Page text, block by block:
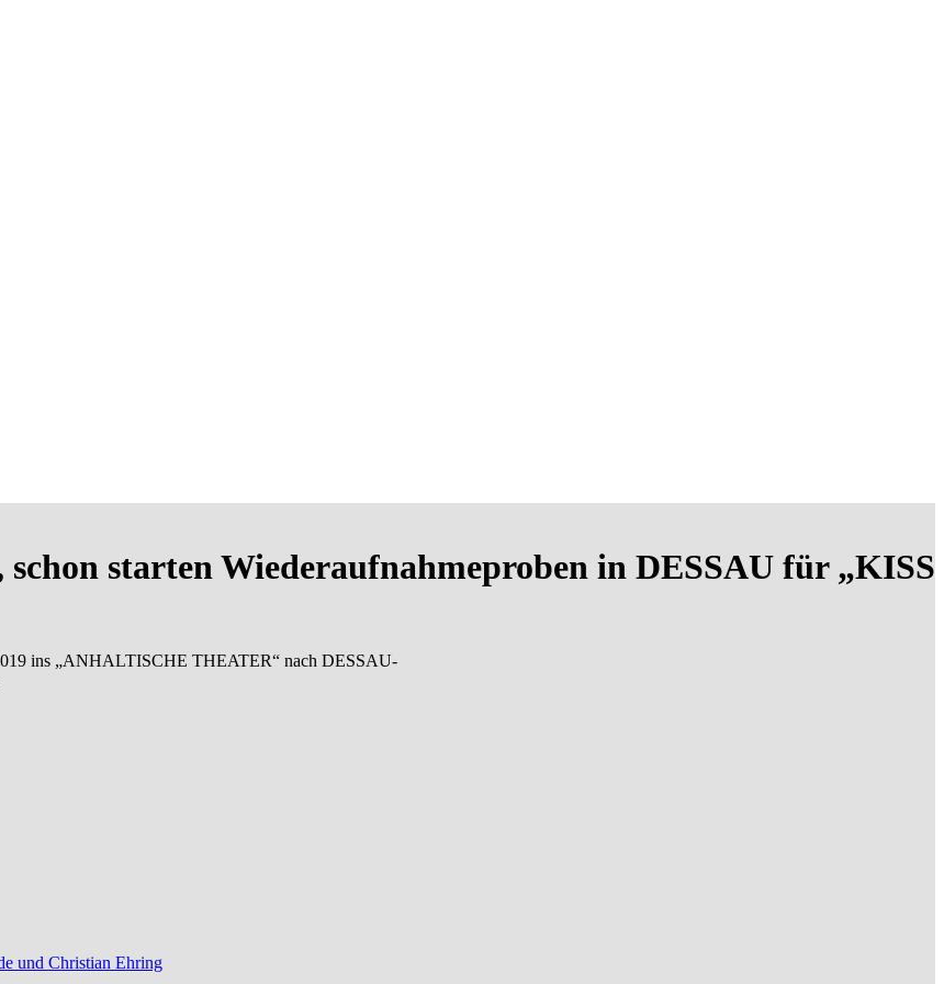
schon starten Wiederaufnahmeproben in DESSAU für „KISS
ins „ANHALTISCHE THEATER“ nach DESSAU-
und Christian Ehring